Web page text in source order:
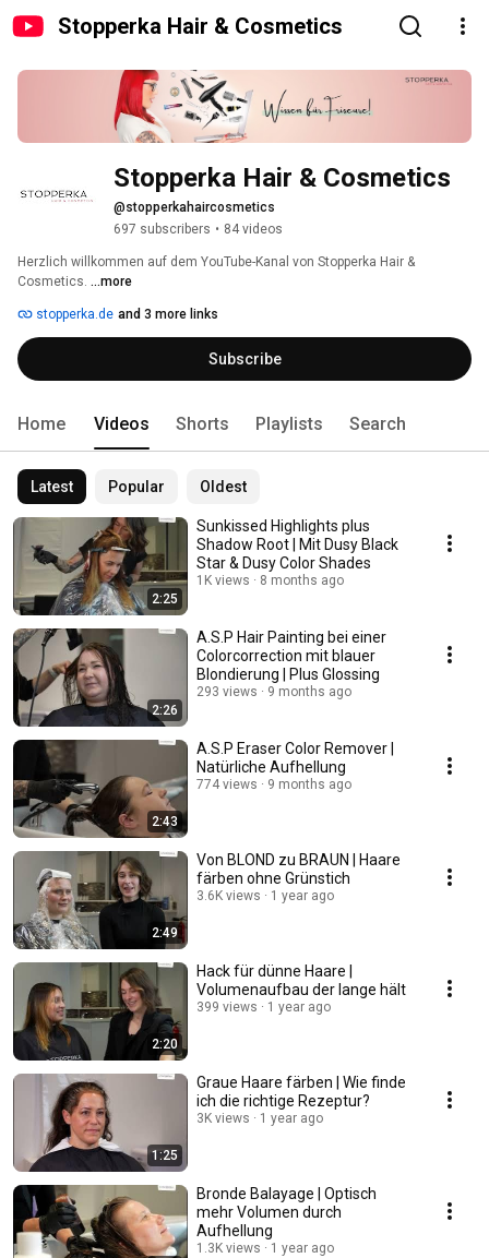
Stopperka Hair & Cosmetics
Stopperka Hair & Cosmetics
@stopperkahaircosmetics
697 subscribers • 84 videos
Herzlich willkommen auf dem YouTube-Kanal von Stopperka Hair &
Cosmetics. ...more
stopperka.de and 3 more links
Subscribe
Home Videos Shorts Playlists Search
Latest Popular Oldest
2:25
Sunkissed Highlights plus
Shadow Root | Mit Dusy Black
Star & Dusy Color Shades
1K views 8 months ago
2:26
A.S.P Hair Painting bei einer
Colorcorrection mit blauer
Blondierung | Plus Glossing
293 views 9 months ago
2:43
A.S.P Eraser Color Remover |
Natürliche Aufhellung
774 views 9 months ago
2:49
Von BLOND zu BRAUN | Haare
färben ohne Grünstich
3.6K views 1 year ago
2:20
Hack für dünne Haare |
Volumenaufbau der lange hält
399 views 1 year ago
1:25
Graue Haare färben | Wie finde
ich die richtige Rezeptur?
3K views 1 year ago
Bronde Balayage | Optisch
mehr Volumen durch
Aufhellung
1.3K views 1 year ago